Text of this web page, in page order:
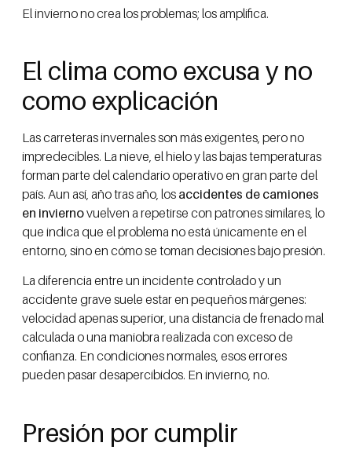
El invierno no crea los problemas; los amplifica.
El clima como excusa y no
como explicación
Las carreteras invernales son más exigentes, pero no
impredecibles. La nieve, el hielo y las bajas temperaturas
forman parte del calendario operativo en gran parte del
país. Aun así, año tras año, los accidentes de camiones
en inviernovuelven a repetirse con patrones similares, lo
que indica que el problema no está únicamente en el
entorno, sino en cómo se toman decisiones bajo presión.
La diferencia entre un incidente controlado y un
accidente grave suele estar en pequeños márgenes:
velocidad apenas superior, una distancia de frenado mal
calculada o una maniobra realizada con exceso de
confianza. En condiciones normales, esos errores
pueden pasar desapercibidos. En invierno, no.
Presión por cumplir